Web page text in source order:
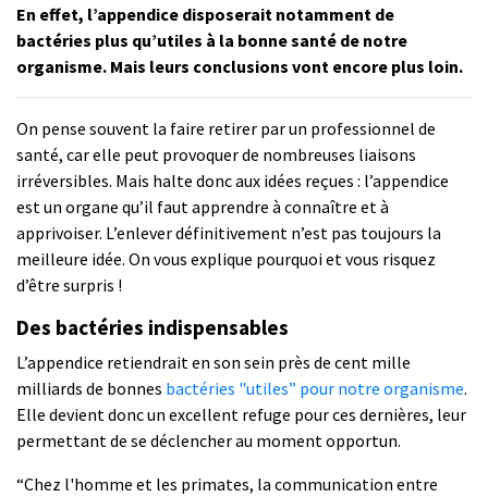
En effet, l’appendice disposerait notamment de
bactéries plus qu’utiles à la bonne santé de notre
organisme. Mais leurs conclusions vont encore plus loin.
On pense souvent la faire retirer par un professionnel de
santé, car elle peut provoquer de nombreuses liaisons
irréversibles. Mais halte donc aux idées reçues : l’appendice
est un organe qu’il faut apprendre à connaître et à
apprivoiser. L’enlever définitivement n’est pas toujours la
meilleure idée. On vous explique pourquoi et vous risquez
d’être surpris !
Des bactéries indispensables
L’appendice retiendrait en son sein près de cent mille
milliards de bonnes bactéries "utiles” pour notre organisme.
Elle devient donc un excellent refuge pour ces dernières, leur
permettant de se déclencher au moment opportun.
“Chez l'homme et les primates, la communication entre